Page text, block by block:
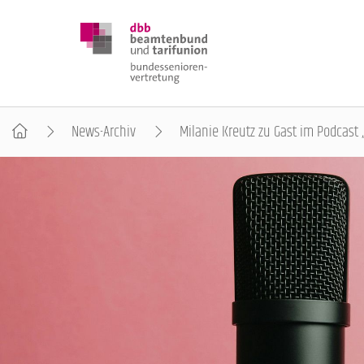
News-Archiv Milanie Kreutz zu Gast im Podcast